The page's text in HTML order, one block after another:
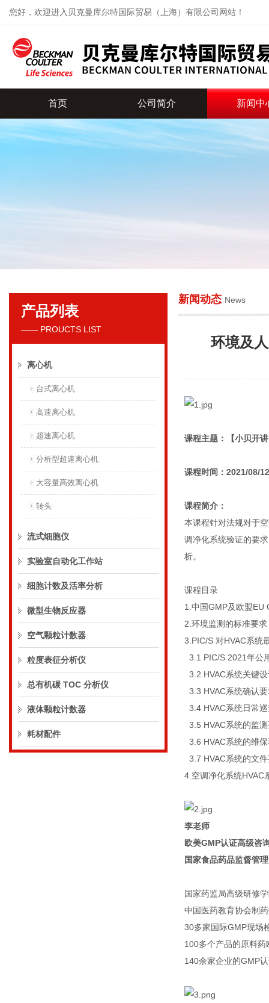
您好，欢迎进入贝克曼库尔特国际贸易（上海）有限公司网站！
贝克曼库尔特国际贸易（上海）有限公司
首页 公司简介 新闻中
产品列表
—— PROUCTS LIST
离心机
台式离心机
高速离心机
超速离心机
分析型超速离心机
大容量高效离心机
转头
流式细胞仪
实验室自动化工作站
细胞计数及活率分析
微型生物反应器
空气颗粒计数器
粒度表征分析仪
总有机碳 TOC 分析仪
液体颗粒计数器
耗材配件
新闻动态 News
环境及
课程主题：【小贝开
课程时间：2021/08/
课程简介：
本课程针对法规对于
调净化系统验证的要
析。
课程目录
1.中国GMP及欧盟EU
2.环境监测的标准要
3.PIC/S 对HVAC系统
3.1 PIC/S 2021年公
3.2 HVAC系统关键
3.3 HVAC系统确认
3.4 HVAC系统日常
3.5 HVAC系统的监
3.6 HVAC系统的维
3.7 HVAC系统的文
4.空调净化系统HVAC
李老师
欧美GMP认证高级咨
国家食品药品监督管
国家药监局高级研修
中国医药教育协会制
30多家国际GMP现场
100多个产品的原料
140余家企业的GMP